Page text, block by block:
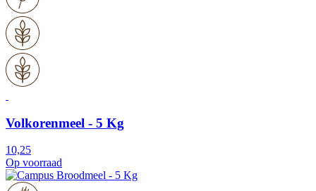
Volkorenmeel - 5 Kg
10,25
Op voorraad